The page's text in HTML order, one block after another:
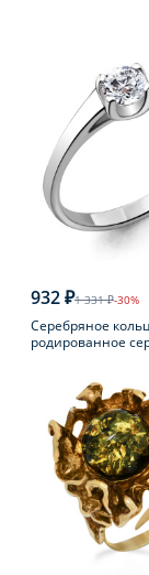
932 ₽1 331 ₽-30%
Серебряное
родированное